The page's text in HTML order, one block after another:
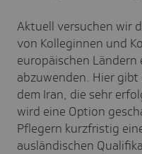
Aktuell versuchen wir
von Kolleginnen und
europäischen Ländern
abzuwenden. Hier
dem Iran, die sehr
wird eine Option
Pflegern kurzfristig
ausländischen